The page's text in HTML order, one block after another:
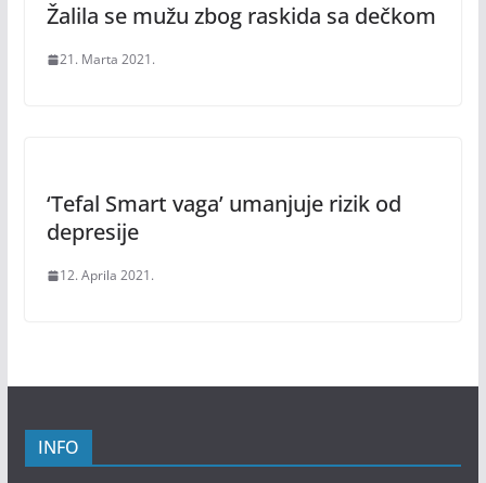
Žalila se mužu zbog raskida sa dečkom
21. Marta 2021.
‘Tefal Smart vaga’ umanjuje rizik od
depresije
12. Aprila 2021.
INFO